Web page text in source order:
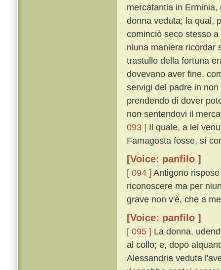
mercatantia in
donna veduta; la qual,
cominciò seco stesso
niuna maniera ricordar
trastullo della fortuna
dovevano aver fine,
servigi del padre in
prendendo di dover
non sentendovi il
093 ] Il quale, a lei
Famagosta fosse, sí
[Voice: panfilo ]
[ 094 ] Antigono
riconoscere ma per
grave non v'è, che a
[Voice: panfilo ]
[ 095 ] La donna,
al collo; e, dopo
Alessandria veduta